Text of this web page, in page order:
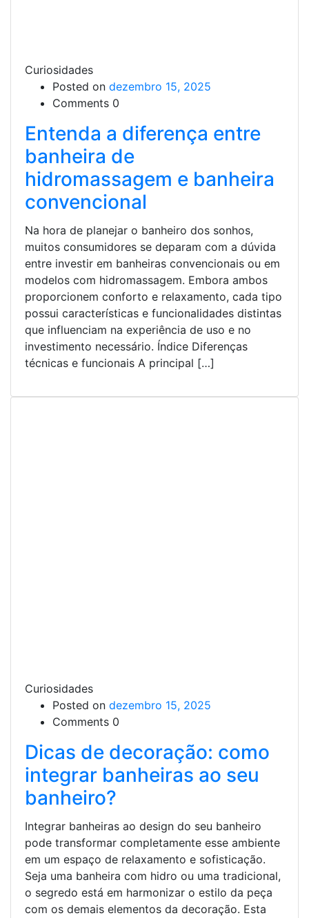
Curiosidades
Posted on dezembro 15, 2025
Comments 0
Entenda a diferença entre
banheira de
hidromassagem e banheira
convencional
Na hora de planejar o banheiro dos sonhos,
muitos consumidores se deparam com a dúvida
entre investir em banheiras convencionais ou em
modelos com hidromassagem. Embora ambos
proporcionem conforto e relaxamento, cada tipo
possui características e funcionalidades distintas
que influenciam na experiência de uso e no
investimento necessário. Índice Diferenças
técnicas e funcionais A principal […]
Curiosidades
Posted on dezembro 15, 2025
Comments 0
Dicas de decoração: como
integrar banheiras ao seu
banheiro?
Integrar banheiras ao design do seu banheiro
pode transformar completamente esse ambiente
em um espaço de relaxamento e sofisticação.
Seja uma banheira com hidro ou uma tradicional,
o segredo está em harmonizar o estilo da peça
com os demais elementos da decoração. Esta